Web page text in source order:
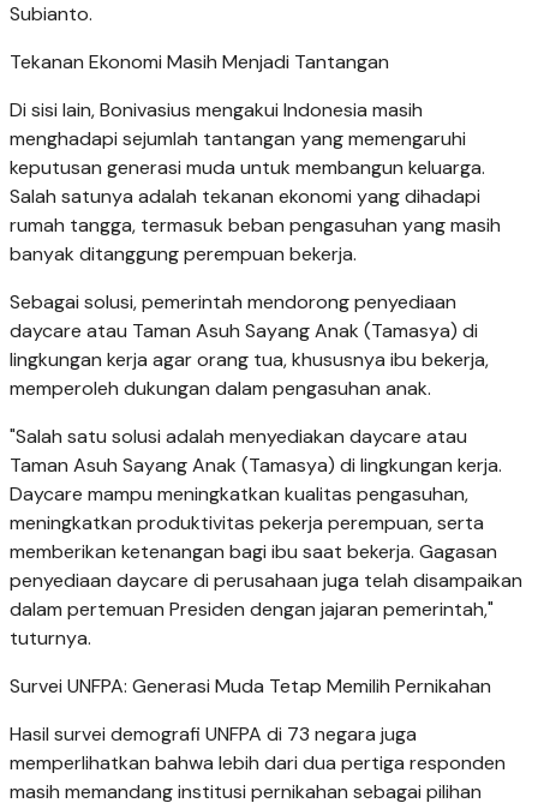
Subianto.
Tekanan Ekonomi Masih Menjadi Tantangan
Di sisi lain, Bonivasius mengakui Indonesia masih
menghadapi sejumlah tantangan yang memengaruhi
keputusan generasi muda untuk membangun keluarga.
Salah satunya adalah tekanan ekonomi yang dihadapi
rumah tangga, termasuk beban pengasuhan yang masih
banyak ditanggung perempuan bekerja.
Sebagai solusi, pemerintah mendorong penyediaan
daycare atau Taman Asuh Sayang Anak (Tamasya) di
lingkungan kerja agar orang tua, khususnya ibu bekerja,
memperoleh dukungan dalam pengasuhan anak.
"Salah satu solusi adalah menyediakan daycare atau
Taman Asuh Sayang Anak (Tamasya) di lingkungan kerja.
Daycare mampu meningkatkan kualitas pengasuhan,
meningkatkan produktivitas pekerja perempuan, serta
memberikan ketenangan bagi ibu saat bekerja. Gagasan
penyediaan daycare di perusahaan juga telah disampaikan
dalam pertemuan Presiden dengan jajaran pemerintah,"
tuturnya.
Survei UNFPA: Generasi Muda Tetap Memilih Pernikahan
Hasil survei demografi UNFPA di 73 negara juga
memperlihatkan bahwa lebih dari dua pertiga responden
masih memandang institusi pernikahan sebagai pilihan